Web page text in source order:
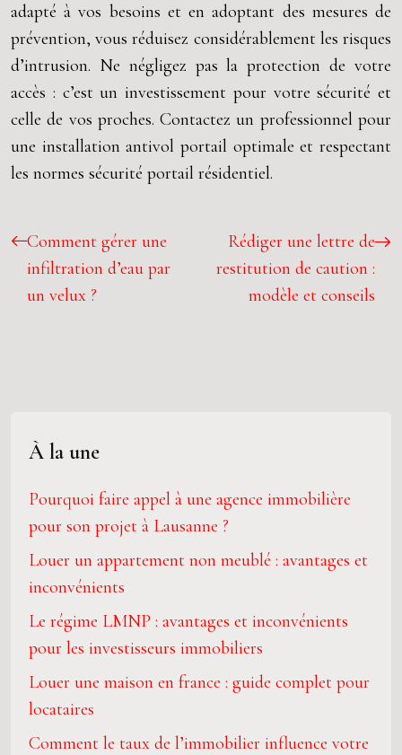
adapté à vos besoins et en adoptant des mesures de
prévention, vous réduisez considérablement les risques
d’intrusion. Ne négligez pas la protection de votre
accès : c’est un investissement pour votre sécurité et
celle de vos proches. Contactez un professionnel pour
une installation antivol portail optimale et respectant
les normes sécurité portail résidentiel.
Comment gérer une
infiltration d’eau par
un velux ?
Rédiger une lettre de
restitution de caution :
modèle et conseils
À la une
Pourquoi faire appel à une agence immobilière
pour son projet à Lausanne ?
Louer un appartement non meublé : avantages et
inconvénients
Le régime LMNP : avantages et inconvénients
pour les investisseurs immobiliers
Louer une maison en france : guide complet pour
locataires
Comment le taux de l’immobilier influence votre